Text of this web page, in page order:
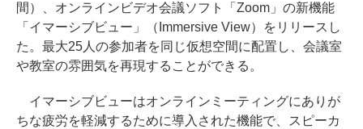
間）、オンラインビデオ会議ソフト「Zoom」の新機能
「イマーシブビュー」（Immersive View）をリリースし
た。最大25人の参加者を同じ仮想空間に配置し、会議室
や教室の雰囲気を再現することができる。
イマーシブビューはオンラインミーティングにありが
ちな疲労を軽減するために導入された機能で、スピーカ